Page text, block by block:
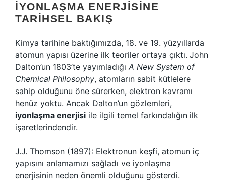
İYONLAŞMA ENERJISINE
TARIHSEL BAKIŞ
Kimya tarihine baktığımızda, 18. ve 19. yüzyıllarda
atomun yapısı üzerine ilk teoriler ortaya çıktı. John
Dalton’un 1803’te yayımladığı A New System of
Chemical Philosophy, atomların sabit kütlelere
sahip olduğunu öne sürerken, elektron kavramı
henüz yoktu. Ancak Dalton’un gözlemleri,
iyonlaşma enerjisi ile ilgili temel farkındalığın ilk
işaretlerindendir.
J.J. Thomson (1897): Elektronun keşfi, atomun iç
yapısını anlamamızı sağladı ve iyonlaşma
enerjisinin neden önemli olduğunu gösterdi.